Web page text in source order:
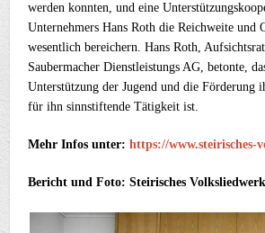
werden konnten, und eine
Unternehmers Hans Roth die Reichweite und
wesentlich bereichern. Hans Roth,
Saubermacher Dienstleistungs AG, betonte,
Unterstützung der Jugend und die Förderung
für ihn sinnstiftende Tätigkeit ist.
Mehr Infos unter:https://www.steirisches-
Bericht und Foto: Steirisches Volksliedwerk